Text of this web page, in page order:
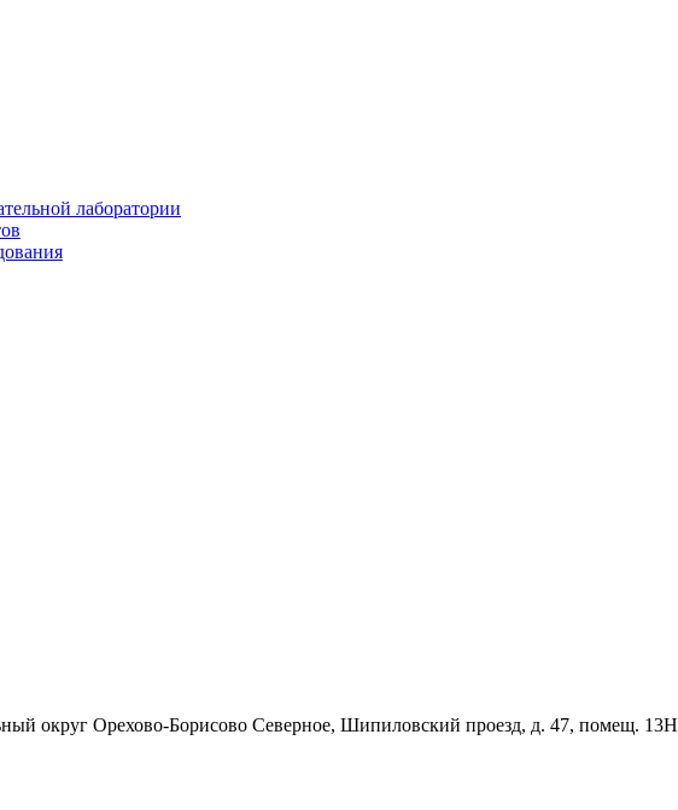
лаборатории
округ Орехово-Борисово Северное, Шипиловский проезд, д. 47, помещ. 13Н